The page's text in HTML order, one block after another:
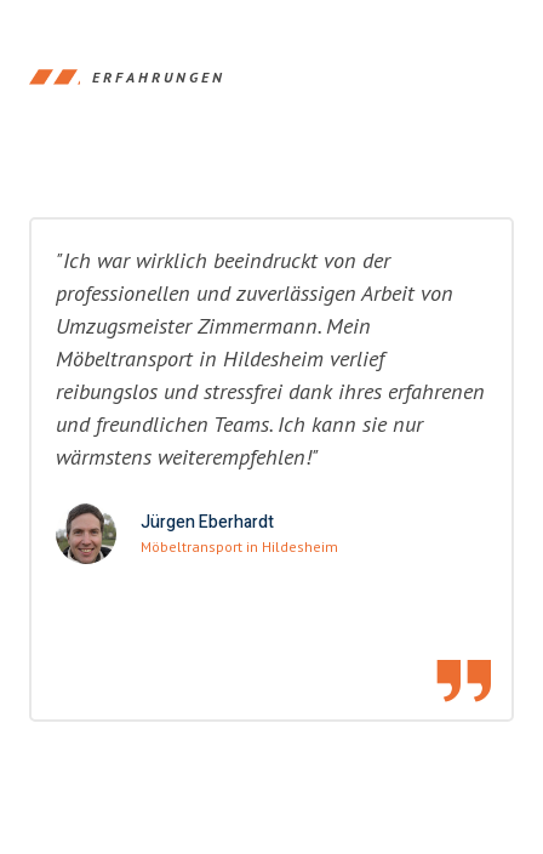
ERFAHRUNGEN
"Ich war wirklich beeindruckt von der
professionellen und zuverlässigen Arbeit von
Umzugsmeister Zimmermann. Mein
Möbeltransport in Hildesheim verlief
reibungslos und stressfrei dank ihres erfahrenen
und freundlichen Teams. Ich kann sie nur
wärmstens weiterempfehlen!"
Jürgen Eberhardt
Möbeltransport in Hildesheim